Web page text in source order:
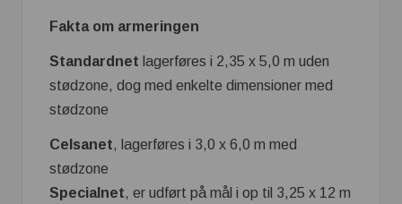
Fakta om armeringen
Standardnet lagerføres i 2,35 x 5,0 m uden
stødzone, dog med enkelte dimensioner med
stødzone
Celsanet, lagerføres i 3,0 x 6,0 m med
stødzone
Specialnet, er udført på mål i op til 3,25 x 12 m